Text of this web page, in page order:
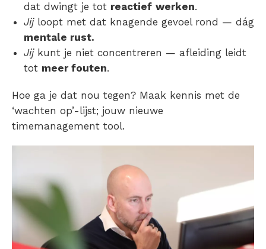
dat dwingt je tot reactief werken.
Jij loopt met dat knagende gevoel rond — dág
mentale rust.
Jij kunt je niet concentreren — afleiding leidt
tot meer fouten.
Hoe ga je dat nou tegen? Maak kennis met de
‘wachten op’-lijst; jouw nieuwe
timemanagement tool.